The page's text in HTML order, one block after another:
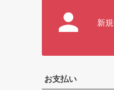
新
お支払い